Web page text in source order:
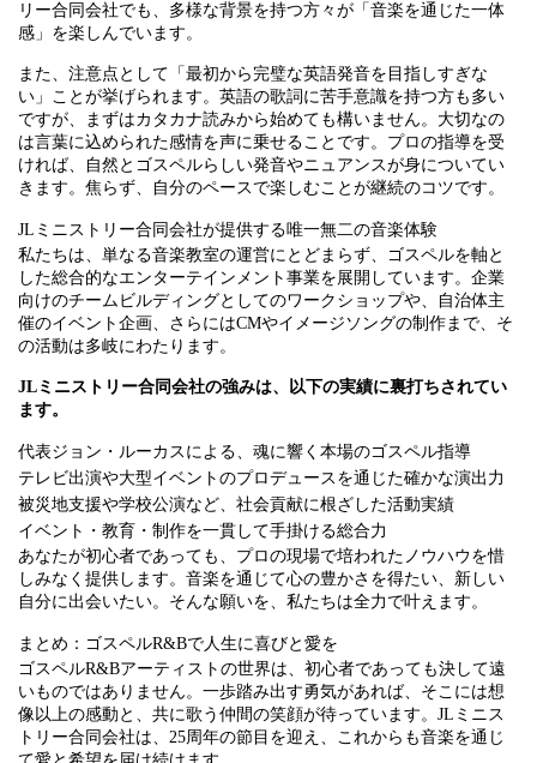
リー合同会社でも、多様な背景を持つ方々が「音楽を通じた一体
感」を楽しんでいます。
また、注意点として「最初から完璧な英語発音を目指しすぎな
い」ことが挙げられます。英語の歌詞に苦手意識を持つ方も多い
ですが、まずはカタカナ読みから始めても構いません。大切なの
は言葉に込められた感情を声に乗せることです。プロの指導を受
ければ、自然とゴスペルらしい発音やニュアンスが身についてい
きます。焦らず、自分のペースで楽しむことが継続のコツです。
JLミニストリー合同会社が提供する唯一無二の音楽体験
私たちは、単なる音楽教室の運営にとどまらず、ゴスペルを軸と
した総合的なエンターテインメント事業を展開しています。企業
向けのチームビルディングとしてのワークショップや、自治体主
催のイベント企画、さらにはCMやイメージソングの制作まで、そ
の活動は多岐にわたります。
JLミニストリー合同会社の強みは、以下の実績に裏打ちされてい
ます。
代表ジョン・ルーカスによる、魂に響く本場のゴスペル指導
テレビ出演や大型イベントのプロデュースを通じた確かな演出力
被災地支援や学校公演など、社会貢献に根ざした活動実績
イベント・教育・制作を一貫して手掛ける総合力
あなたが初心者であっても、プロの現場で培われたノウハウを惜
しみなく提供します。音楽を通じて心の豊かさを得たい、新しい
自分に出会いたい。そんな願いを、私たちは全力で叶えます。
まとめ：ゴスペルR&Bで人生に喜びと愛を
ゴスペルR&Bアーティストの世界は、初心者であっても決して遠
いものではありません。一歩踏み出す勇気があれば、そこには想
像以上の感動と、共に歌う仲間の笑顔が待っています。JLミニス
トリー合同会社は、25周年の節目を迎え、これからも音楽を通じ